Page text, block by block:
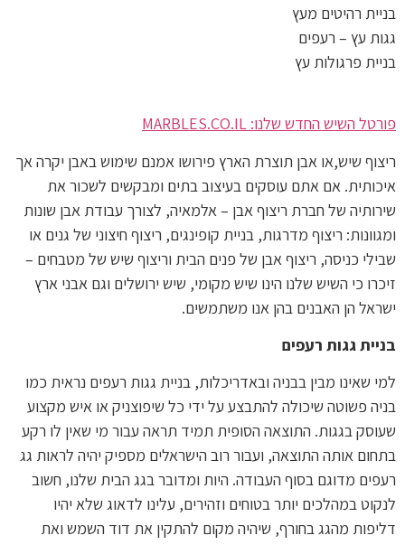
בניית רהיטים מעץ
גגות עץ – רעפים
בניית פרגולות עץ
פורטל השיש החדש שלנו: MARBLES.CO.IL
ריצוף שיש,או אבן תוצרת הארץ פירושו אמנם שימוש באבן יקרה אך
איכותית. אם אתם עוסקים בעיצוב בתים ומבקשים לשכור את
שירותיה של חברת ריצוף אבן – אלמאיה, לצורך עבודת אבן שונות
ומגוונות: ריצוף מדרגות, בניית קופינגים, ריצוף חיצוני של גנים או
שבילי כניסה, ריצוף אבן של פנים הבית וריצוף שיש של מטבחים –
זיכרו כי השיש שלנו הינו שיש מקומי, שיש ירושלים וגם אבני ארץ
ישראל הן האבנים בהן אנו משתמשים.
בניית גגות רעפים
למי שאינו מבין בבניה ובאדריכלות, בניית גגות רעפים נראית כמו
בניה פשוטה שיכולה להתבצע על ידי כל שיפוצניק או איש מקצוע
שעוסק בגגות. התוצאה הסופית תמיד תראה עבור מי שאין לו רקע
בתחום אותה התוצאה, ועבור רוב הישראלים מספיק יהיה לראות גג
רעפים מדוגם בסוף העבודה. היות ומדובר בגג הבית שלנו, חשוב
לנקוט במהלכים יותר בטוחים וזהירים, עלינו לדאוג שלא יהיו
דליפות מהגג בחורף, שיהיה מקום להתקין את דוד השמש ואת